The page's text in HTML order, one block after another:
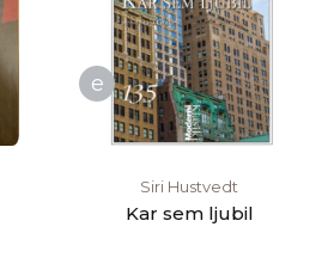
e
Siri Hustvedt
Kar sem ljubil